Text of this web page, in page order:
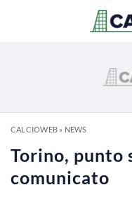
CALCIOWEB» NEWS
Torino,
comunicato